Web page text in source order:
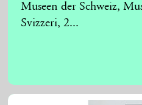
Museen der Schweiz,
Svizzeri, 2...